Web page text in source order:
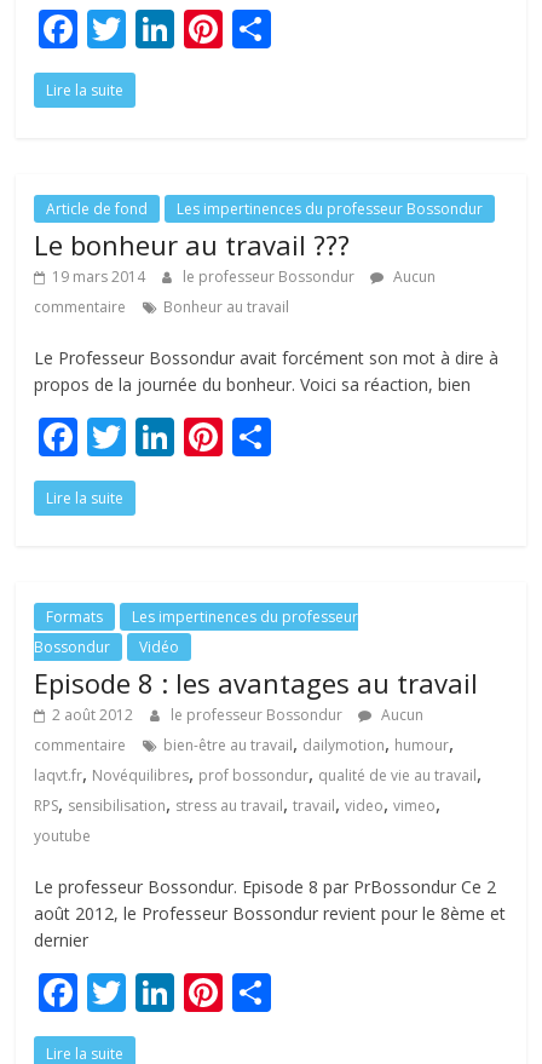
F
ac
e
o
o
k
T
w
itt
Li
dI
n
Pi
st er
Lire la suite
Article de fond Les impertinences du professeur Bossondur
Le bonheur au travail ???
19 mars 2014 le professeur Bossondur
Aucun
commentaire
Bonheur au travail
Le Professeur Bossondur avait forcément son mot à dire à
propos de la journée du bonheur. Voici sa réaction, bien
F
ac
e
o
o
k
T
w
itt
Li
dI
n
Pi
st er
Lire la suite
Formats
Les impertinences du professeur
Bossondur
Vidéo
Episode 8 : les avantages au travail
2 août 2012 le professeur Bossondur
Aucun
commentaire
bien-être au travail, dailymotion, humour,
laqvt.fr, Novéquilibres, prof bossondur, qualité de vie au travail,
RPS, sensibilisation, stress au travail,travail,video,vimeo,
youtube
Le professeur Bossondur. Episode 8 par PrBossondur Ce 2
août 2012, le Professeur Bossondur revient pour le 8ème et
dernier
F
ac
T
w
Li Pi
Lire la suite